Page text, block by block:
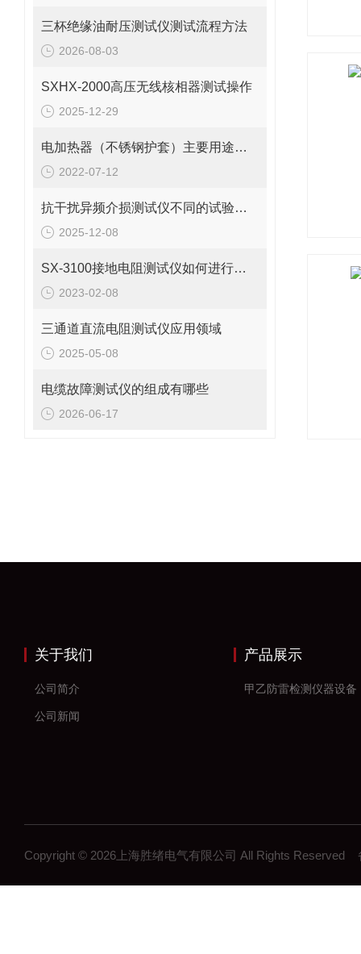
三杯绝缘油耐压测试仪测试流程方法
2026-08-03
SXHX-2000高压无线核相器测试操作
2025-12-29
电加热器（不锈钢护套）主要用途有哪些
2022-07-12
抗干扰异频介损测试仪不同的试验接线方法
2025-12-08
SX-3100接地电阻测试仪如何进行接地故障回路阻抗测试？
2023-02-08
三通道直流电阻测试仪应用领域
2025-05-08
电缆故障测试仪的组成有哪些
2026-06-17
关于我们
公司简介
公司新闻
产品展示
甲乙防雷检测仪器设备
Copyright © 2026上海胜绪电气有限公司 All Rights Reserved